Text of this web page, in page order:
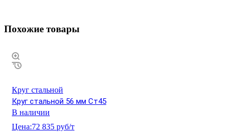
Похожие товары
Круг стальной
Круг стальной 56 мм Ст45
В наличии
Цена:72 835 руб/т